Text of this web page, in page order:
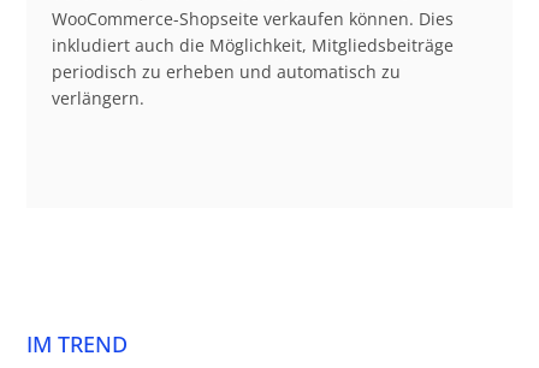
WooCommerce-Shopseite verkaufen können. Dies
inkludiert auch die Möglichkeit, Mitgliedsbeiträge
periodisch zu erheben und automatisch zu
verlängern.
IM TREND